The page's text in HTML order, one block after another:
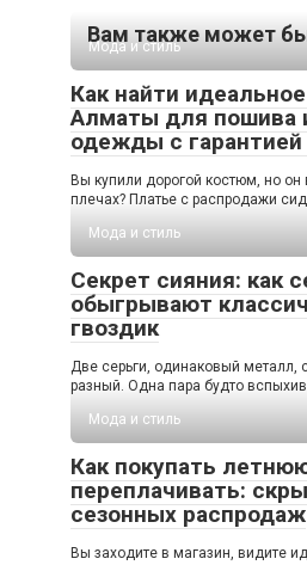
Вам также может
Мода и стиль
Как найти
Алматы для пошива
одежды с гарантией
Вы купили дорогой костюм, но
плечах? Платье с распродажи
Мода и стиль
Секрет сияния: как
обыгрывают
гвоздик
Две серьги, одинаковый металл,
разный. Одна пара будто
Мода и стиль
Как покупать
переплачивать:
сезонных распродаж
Вы заходите в магазин, видите